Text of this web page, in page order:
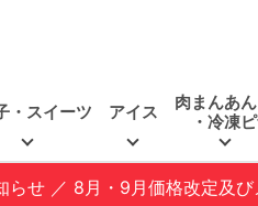
・スイーツ アイス
肉まんあ
・冷凍
らせ ／ 8月・9月価格改定及